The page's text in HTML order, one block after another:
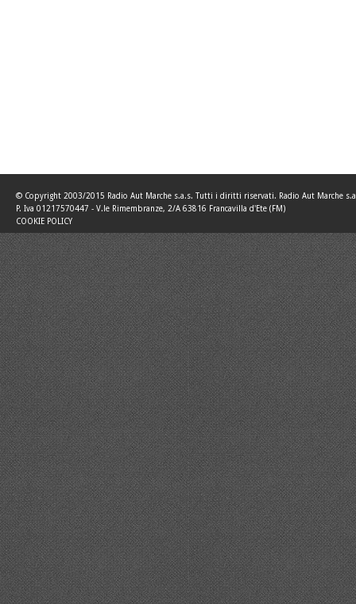
© Copyright 2003/2015 Radio Aut Marche s.a.s. Tutti i diritti riservati. Radio Aut Marche
P. Iva 01217570447 - V.le Rimembranze, 2/A 63816 Francavilla d'Ete (FM)
COOKIE POLICY